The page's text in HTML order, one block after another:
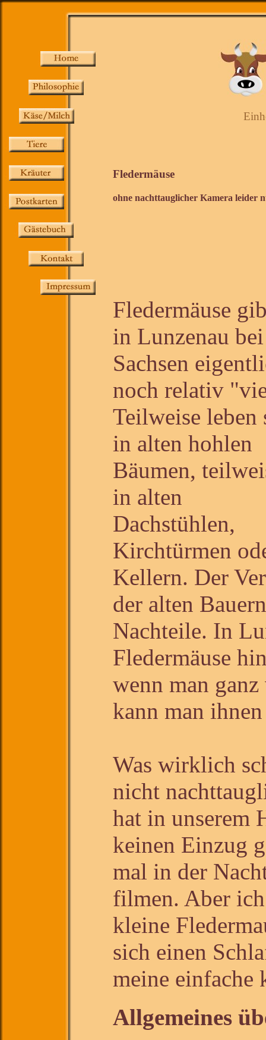
Fledermäuse
ohne nachttauglicher Kamera leider
Fledermäuse
in Lunzenau bei
Sachsen
noch relativ
Teilweise leben
in alten hohlen
Bäumen,
in alten
Dachstühlen,
Kirchtürmen
Kellern. Der
der alten
Nachteile. In
Fledermäuse
wenn man
kann man
Was wirklich
nicht
hat in unserem
keinen Einzug
mal in der
filmen. Aber
kleine
sich einen
meine einfache
Allgemeines